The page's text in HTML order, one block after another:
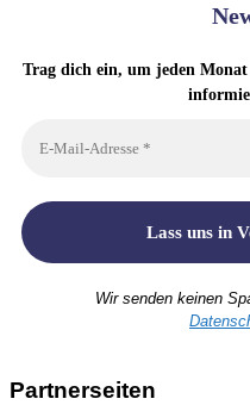
Trag dich ein, um jeden
Wir senden keinen
Partnerseiten